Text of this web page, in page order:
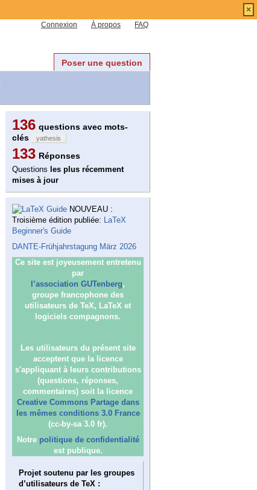
Connexion À propos FAQ
Poser une question
136 questions avec mots-
clés
yathesis
133 Réponses
Questions les plus récemment
mises à jour
NOUVEAU :
Troisième édition publiée: LaTeX
Beginner's Guide
DANTE-Frühjahrstagung März 2026
Ce site est joyeusement entretenu
par
l’association GUTenberg,
groupe francophone des
utilisateurs de TeX, LaTeX et
logiciels compagnons.
Les utilisateurs du présent site
acceptent que la licence
s'appliquant à leurs contributions
(questions, réponses,
commentaires) soit la licence
Creative Commons Partage dans
les mêmes conditions 3.0 France
(cc-by-sa 3.0 fr).
Notre politique de confidentialité
est publique.
Projet soutenu par les groupes
d’utilisateurs de TeX :
×